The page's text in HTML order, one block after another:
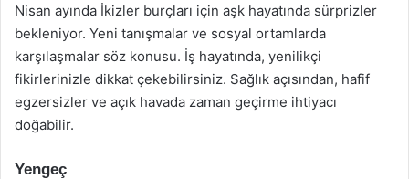
Nisan ayında İkizler burçları için aşk hayatında sürprizler
bekleniyor. Yeni tanışmalar ve sosyal ortamlarda
karşılaşmalar söz konusu. İş hayatında, yenilikçi
fikirlerinizle dikkat çekebilirsiniz. Sağlık açısından, hafif
egzersizler ve açık havada zaman geçirme ihtiyacı
doğabilir.
Yengeç